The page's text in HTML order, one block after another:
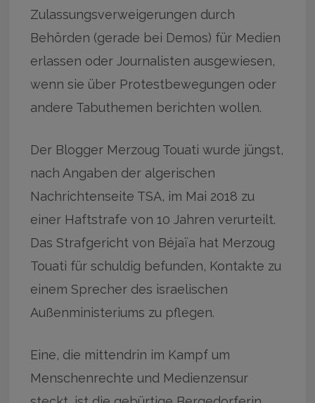
Zulassungsverweigerungen durch
Behörden (gerade bei Demos) für Medien
erlassen oder Journalisten ausgewiesen,
wenn sie über Protestbewegungen oder
andere Tabuthemen berichten wollen.
Der Blogger Merzoug Touati wurde jüngst,
nach Angaben der algerischen
Nachrichtenseite TSA, im Mai 2018 zu
einer Haftstrafe von 10 Jahren verurteilt.
Das Strafgericht von Béjaïa hat Merzoug
Touati für schuldig befunden, Kontakte zu
einem Sprecher des israelischen
Außenministeriums zu pflegen.
Eine, die mittendrin im Kampf um
Menschenrechte und Medienzensur